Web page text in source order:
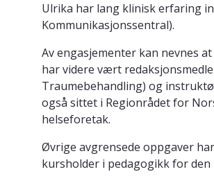
Ulrika har lang klinisk erfaring
Kommunikasjonssentral).
Av engasjementer kan nevnes
har videre vært
Traumebehandling) og
også sittet i Regionrådet for
helseforetak.
Øvrige avgrensede oppgaver
kursholder i pedagogikk for